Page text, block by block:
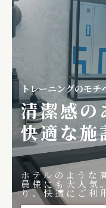
トレーニングのモチ
清潔感の
快適な施
ホテルのような
員様にも大人気
り、快適にご利